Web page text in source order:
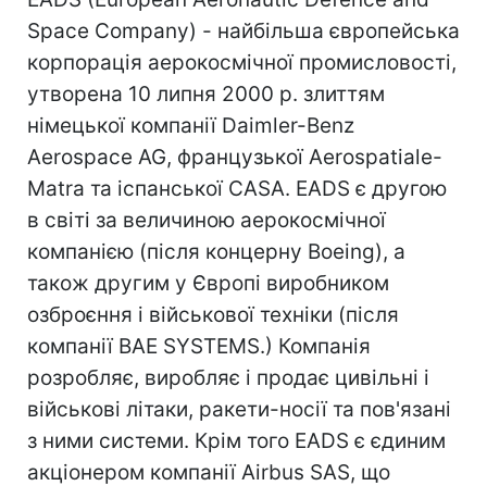
Space Company) - найбільша європейська
корпорація аерокосмічної промисловості,
утворена 10 липня 2000 р. злиттям
німецької компанії Daimler-Benz
Aerospace AG, французької Aerospatiale-
Matra та іспанської CASA. EADS є другою
в світі за величиною аерокосмічної
компанією (після концерну Boeing), а
також другим у Європі виробником
озброєння і військової техніки (після
компанії BAE SYSTEMS.) Компанія
розробляє, виробляє і продає цивільні і
військові літаки, ракети-носії та пов'язані
з ними системи. Крім того EADS є єдиним
акціонером компанії Airbus SAS, що